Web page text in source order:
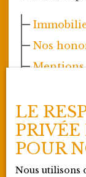
Nos
Mentions
Plan du
Blog
LE
POUR
Nous utilisons